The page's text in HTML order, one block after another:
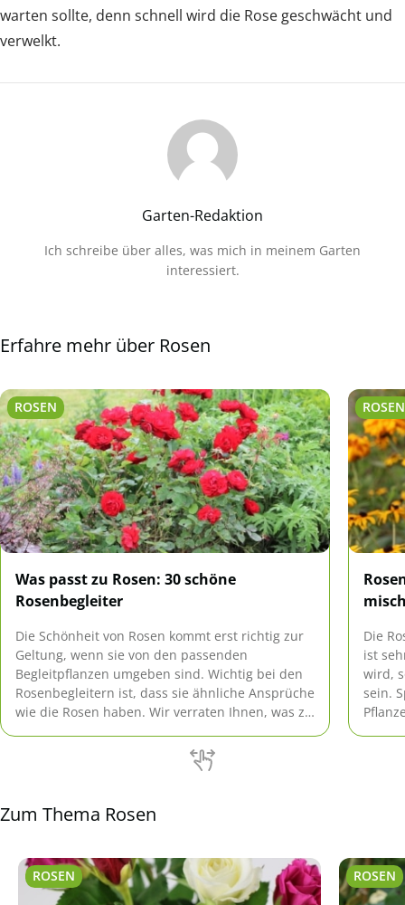
warten sollte, denn schnell wird die Rose geschwächt und
verwelkt.
Garten-Redaktion
Ich schreibe über alles, was mich in meinem Garten
interessiert.
Erfahre mehr über Rosen
ROSEN
Was passt zu Rosen: 30 schöne
Rosenbegleiter
Die Schönheit von Rosen kommt erst richtig zur
Geltung, wenn sie von den passenden
Begleitpflanzen umgeben sind. Wichtig bei den
Rosenbegleitern ist, dass sie ähnliche Ansprüche
wie die Rosen haben. Wir verraten Ihnen, was zu
ROSEN
Die
ist
wird,
sein.
Zum Thema Rosen
ROSEN ROSEN